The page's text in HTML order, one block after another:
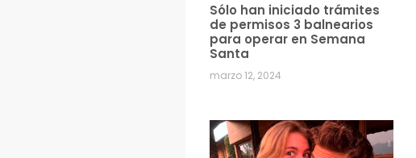
Sólo han iniciado trámites
de permisos 3 balnearios
para operar en Semana
Santa
marzo 12, 2024